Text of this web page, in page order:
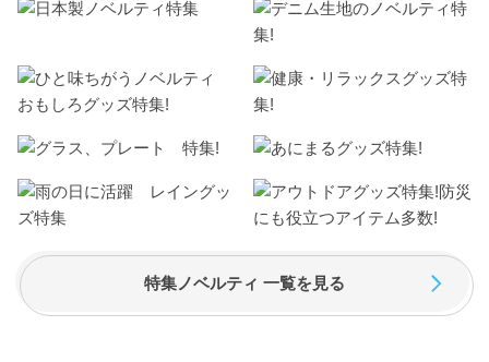
特集ノベルティ 一覧を見る